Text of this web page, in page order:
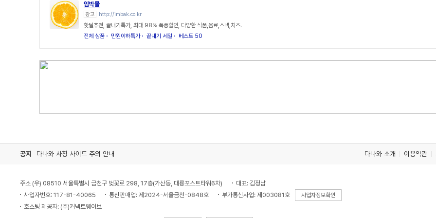
임박몰
광고 http://imbak.co.kr
핫딜추천, 끝내기특가, 최대 98% 폭풍할인, 다양한 식품,음료,스낵,치즈.
전체 상품
만원이하특가 끝내기 세일 베스트 50
공지 다나와 사칭 사이트 주의 안내 다나와 소개 이용약관
주소 (우) 08510 서울특별시 금천구 벚꽃로 298, 17층(가산동, 대륭포스트타워6차)
대표: 김정남
사업자번호: 117-81-40065
통신판매업: 제2024-서울금천-0848호 부가통신사업: 제003081호 사업자정보확인
호스팅 제공자: (주)커넥트웨이브